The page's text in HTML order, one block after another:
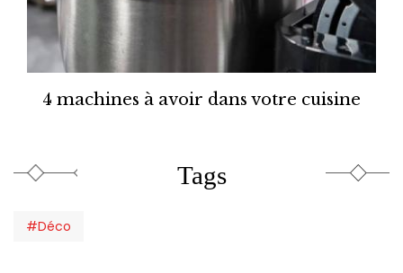
4 machines à avoir dans votre cuisine
Tags
#Déco